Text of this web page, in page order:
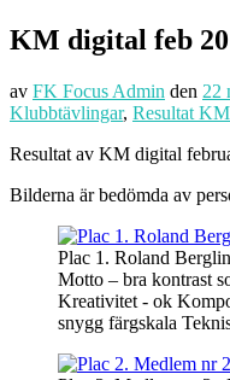
KM digital feb
av FK Focus Admin den 22
Klubbtävlingar, Resultat
Resultat av KM digital
Bilderna är bedömda av
Plac 1. Roland
Motto – bra kontrast
Kreativitet - ok
snygg färgskala